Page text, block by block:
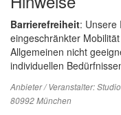
Barrierefreiheit: Unsere
eingeschränkter
Allgemeinen nicht
individuellen
Anbieter / Veranstalter:
80992 München